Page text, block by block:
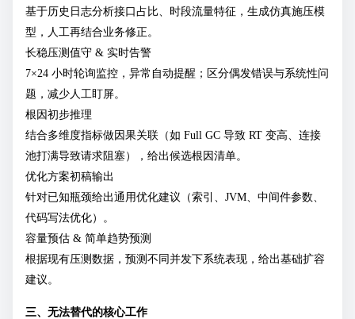
基于历史日志分析接口占比、时段流量特征，生成仿真施压模
型，人工再结合业务修正。
长稳压测值守 & 实时告警
7×24 小时轮询监控，异常自动提醒；区分偶发错误与系统性问
题，减少人工盯屏。
根因初步推理
结合多维度指标做因果关联（如 Full GC 导致 RT 变高、连接
池打满导致请求阻塞），给出候选根因清单。
优化方案初稿输出
针对已知瓶颈给出通用优化建议（索引、JVM、中间件参数、
代码写法优化）。
容量预估 & 简单趋势预测
根据现有压测数据，预测不同并发下系统表现，给出基础扩容
建议。
三、无法替代的核心工作